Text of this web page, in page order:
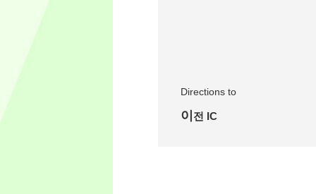
Directions to
이전 IC